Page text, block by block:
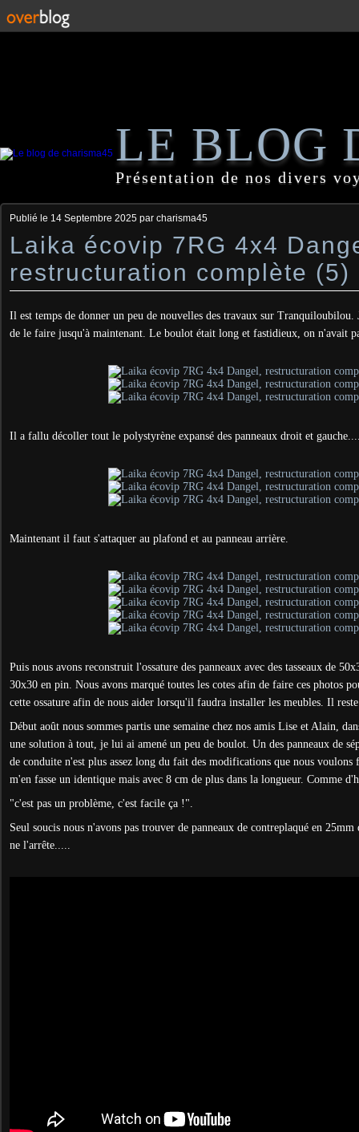
LE BLOG
Présentation de nos divers
Publié le 14 Septembre 2025 par charisma45
Laika écovip 7RG 4x4
restructuration complète (5)
Il est temps de donner un peu de nouvelles des travaux sur Tranquiloubilou.
de le faire jusqu'à maintenant. Le boulot était long et fastidieux, on n'avait
Il a fallu décoller tout le polystyrène expansé des panneaux droit et
Maintenant il faut s'attaquer au plafond et au panneau arrière.
Puis nous avons reconstruit l'ossature des panneaux avec des tasseaux de
30x30 en pin. Nous avons marqué toutes les cotes afin de faire ces photos
cette ossature afin de nous aider lorsqu'il faudra installer les meubles. Il
Début août nous sommes partis une semaine chez nos amis Lise et Alain,
une solution à tout, je lui ai amené un peu de boulot. Un des panneaux de
de conduite n'est plus assez long du fait des modifications que nous voulons
m'en fasse un identique mais avec 8 cm de plus dans la longueur. Comme
"c'est pas un problème, c'est facile ça !".
Seul soucis nous n'avons pas trouver de panneaux de contreplaqué en
ne l'arrête.....